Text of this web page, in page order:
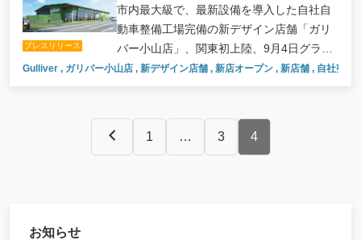
プレスリリース
市内最大級で、最新設備を導入した自社自
動車整備工場完備の新デザイン店舗「ガリ
バー小山店」、関東初上陸、9月4日グラン
ドオープン。
Gulliver , ガリバー小山店 , 新デザイン店舗 , 新店オープン , 新店舗 , 自社整備
1 … 3 4
お知らせ